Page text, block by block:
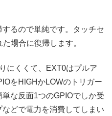
るので単純です。タッチセ
場合に復帰します。
にくくて、EXT0はプルア
をHIGHかLOWのトリガー
な反面1つのGPIOでしか受
どで電力を消費してしまい